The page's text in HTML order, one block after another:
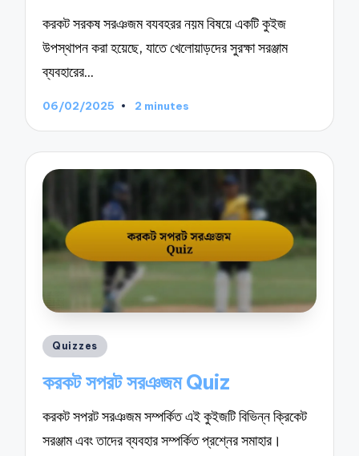
করকট সরকষ সরঞজম বযবহরর নয়ম বিষয়ে একটি কুইজ
উপস্থাপন করা হয়েছে, যাতে খেলোয়াড়দের সুরক্ষা সরঞ্জাম
ব্যবহারের…
06/02/2025 2 minutes
Posted
Quizzes
করকট সপরট সরঞজম Quiz
করকট সপরট সরঞজম সম্পর্কিত এই কুইজটি বিভিন্ন ক্রিকেট
সরঞ্জাম এবং তাদের ব্যবহার সম্পর্কিত প্রশ্নের সমাহার।